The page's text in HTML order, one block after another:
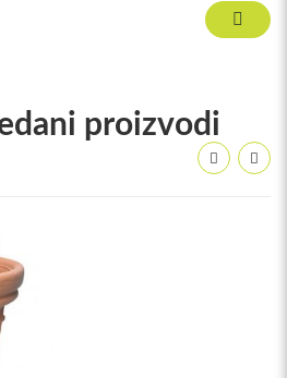
proizvodi